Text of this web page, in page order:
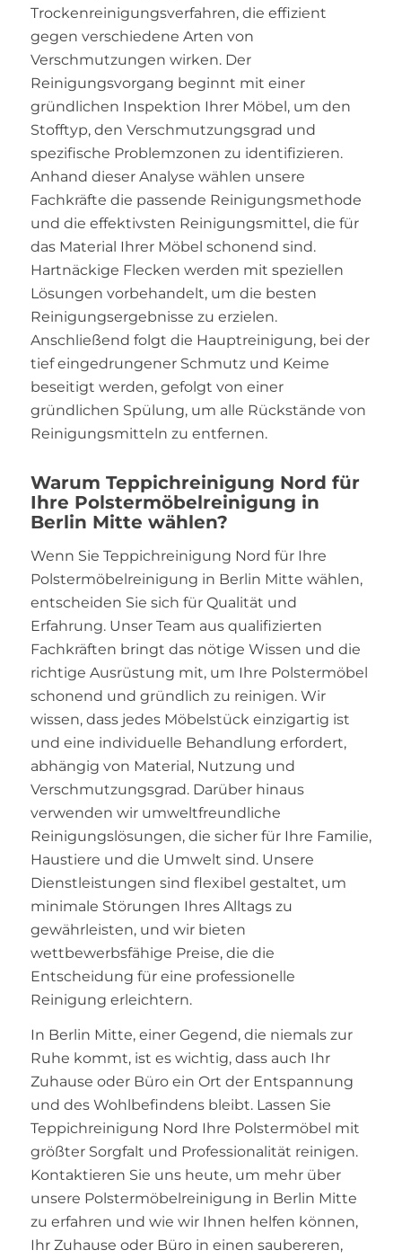
Trockenreinigungsverfahren, die effizient
gegen verschiedene Arten von
Verschmutzungen wirken. Der
Reinigungsvorgang beginnt mit einer
gründlichen Inspektion Ihrer Möbel, um den
Stofftyp, den Verschmutzungsgrad und
spezifische Problemzonen zu identifizieren.
Anhand dieser Analyse wählen unsere
Fachkräfte die passende Reinigungsmethode
und die effektivsten Reinigungsmittel, die für
das Material Ihrer Möbel schonend sind.
Hartnäckige Flecken werden mit speziellen
Lösungen vorbehandelt, um die besten
Reinigungsergebnisse zu erzielen.
Anschließend folgt die Hauptreinigung, bei der
tief eingedrungener Schmutz und Keime
beseitigt werden, gefolgt von einer
gründlichen Spülung, um alle Rückstände von
Reinigungsmitteln zu entfernen.
Warum Teppichreinigung Nord für
Ihre Polstermöbelreinigung in
Berlin Mitte wählen?
Wenn Sie Teppichreinigung Nord für Ihre
Polstermöbelreinigung in Berlin Mitte wählen,
entscheiden Sie sich für Qualität und
Erfahrung. Unser Team aus qualifizierten
Fachkräften bringt das nötige Wissen und die
richtige Ausrüstung mit, um Ihre Polstermöbel
schonend und gründlich zu reinigen. Wir
wissen, dass jedes Möbelstück einzigartig ist
und eine individuelle Behandlung erfordert,
abhängig von Material, Nutzung und
Verschmutzungsgrad. Darüber hinaus
verwenden wir umweltfreundliche
Reinigungslösungen, die sicher für Ihre Familie,
Haustiere und die Umwelt sind. Unsere
Dienstleistungen sind flexibel gestaltet, um
minimale Störungen Ihres Alltags zu
gewährleisten, und wir bieten
wettbewerbsfähige Preise, die die
Entscheidung für eine professionelle
Reinigung erleichtern.
In Berlin Mitte, einer Gegend, die niemals zur
Ruhe kommt, ist es wichtig, dass auch Ihr
Zuhause oder Büro ein Ort der Entspannung
und des Wohlbefindens bleibt. Lassen Sie
Teppichreinigung Nord Ihre Polstermöbel mit
größter Sorgfalt und Professionalität reinigen.
Kontaktieren Sie uns heute, um mehr über
unsere Polstermöbelreinigung in Berlin Mitte
zu erfahren und wie wir Ihnen helfen können,
Ihr Zuhause oder Büro in einen saubereren,